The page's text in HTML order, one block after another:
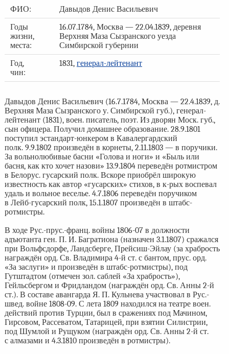
ФИО:
Давыдов Денис Васильевич
Годы
жизни,
места:
16.07.1784, Москва — 22.04.1839, деревня
Верхняя Маза Сызранского уезда
Симбирской губернии
Год,
чин:
1831, генерал-лейтенант
Давыдов Денис Васильевич (16.7.1784, Москва — 22.4.1839, д.
Верхняя Маза Сызранского у. Симбирской губ.), генерал-
лейтенант (1831), воен. писатель, поэт. Из дворян Моск. губ.,
сын офицера. Получил домашнее образование. 28.9.1801
поступил эстандарт-юнкером в Кавалергардский
полк. 9.9.1802 произведён в корнеты, 2.11.1803 — в поручики.
За вольнолюбивые басни «Голова и ноги» и «Быль или
басня, как кто хочет назови» 13.9.1804 переведён ротмистром
в Белорус. гусарский полк. Вскоре приобрёл широкую
известность как автор «гусарских» стихов, в к-рых воспевал
удаль и вольное веселье. 4.7.1806 переведён поручиком
в Лейб-гусарский полк, 15.1.1807 произведён в штабс-
ротмистры.
В ходе Рус.-прус.-франц. войны 1806-07 в должности
адъютанта ген. П. И. Багратиона (назначен 3.1.1807) сражался
при Вольфсдорфе, Ландсберге, Прейсиш-Эйлау (за храбрость
награждён орд. Св. Владимира 4-й ст. с бантом, прус. орд.
«За заслуги» и произведён в штабс-ротмистры), под
Гутштадтом (отмечен зол. саблей «За храбрость»),
Гейльсбергом и Фридландом (награждён орд. Св. Анны 2-й
ст.). В составе авангарда Я. П. Кульнева участвовал в Рус.-
швед. войне 1808-09. С лета 1809 находился на театре воен.
действий против Турции, был в сражениях под Мачином,
Гирсовом, Рассеватом, Татарицей, при взятии Силистрии,
под Шумлой и Рущуком (награждён орд. Св. Анны 2-й ст.
с алмазами и 4.3.1810 произведён в ротмистры).